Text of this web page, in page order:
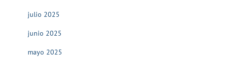
julio 2025
junio 2025
mayo 2025